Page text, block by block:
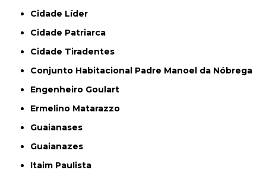
Cidade Líder
Cidade Patriarca
Cidade Tiradentes
Conjunto Habitacional Padre Manoel da Nóbrega
Engenheiro Goulart
Ermelino Matarazzo
Guaianases
Guaianazes
Itaim Paulista